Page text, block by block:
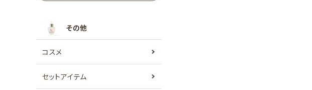
その他
コスメ
セットアイテム